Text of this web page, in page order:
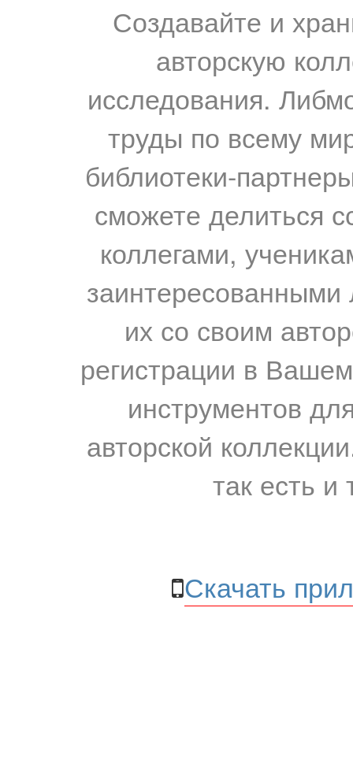
Создавайте и
авторскую
исследования.
труды по всему
библиотеки-
сможете делиться
коллегами,
их со своим
регистрации в
инструментов
авторской
так есть и
Скачать